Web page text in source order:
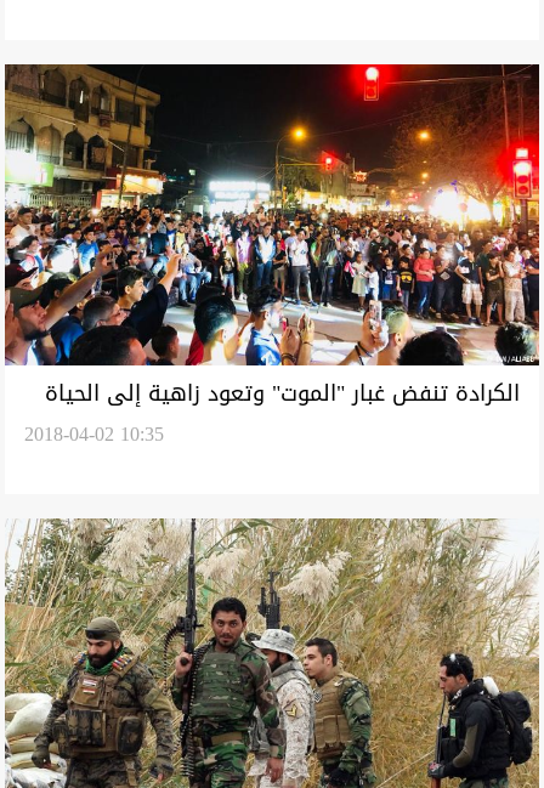
الكرادة تنفض غبار "الموت" وتعود زاهية إلى الحياة
2018-04-02 10:35